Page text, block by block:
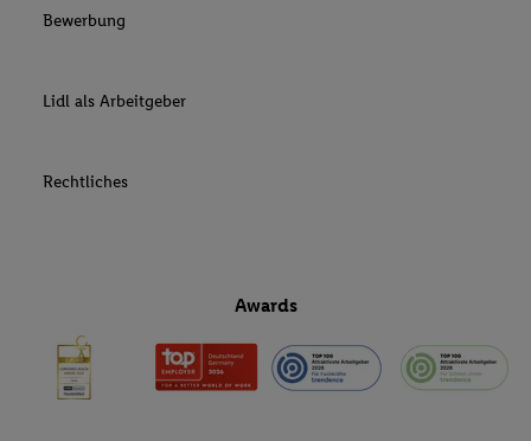
Bewerbung
Lidl als Arbeitgeber
Rechtliches
Awards